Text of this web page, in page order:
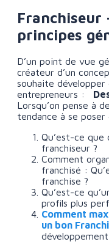
Franchiseur
principes
D’un point de vue
créateur d’un
souhaite développer
entrepreneurs :
Lorsqu’on pense à
tendance à se
Qu’est-ce que
franchiseur ?
Comment
franchisé :
franchise ?
Qu’est-ce
profils plus
Comment
un bon
développement